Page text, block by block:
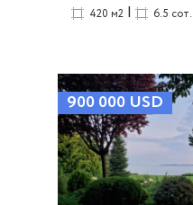
420 м2 | 6.5 сот.
900 000 USD